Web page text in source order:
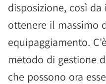
disposizione, così da
ottenere il massimo
equipaggiamento.
metodo di gestione
che possono ora